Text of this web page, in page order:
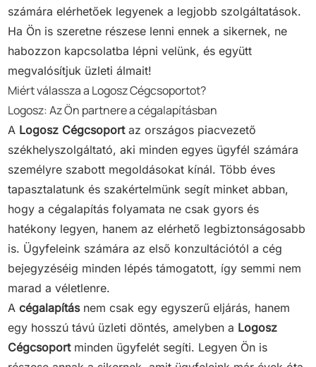
számára elérhetőek legyenek a legjobb szolgáltatások.
Ha Ön is szeretne részese lenni ennek a sikernek, ne
habozzon kapcsolatba lépni velünk, és együtt
megvalósítjuk üzleti álmait!
Miért válassza a Logosz Cégcsoportot?
Logosz: Az Ön partnere a cégalapításban
A Logosz Cégcsoportaz országos piacvezető
székhelyszolgáltató, aki minden egyes ügyfél számára
személyre szabott megoldásokat kínál. Több éves
tapasztalatunk és szakértelmünk segít minket abban,
hogy a cégalapítás folyamata ne csak gyors és
hatékony legyen, hanem az elérhető legbiztonságosabb
is. Ügyfeleink számára az első konzultációtól a cég
bejegyzéséig minden lépés támogatott, így semmi nem
marad a véletlenre.
A cégalapításnem csak egy egyszerű eljárás, hanem
egy hosszú távú üzleti döntés, amelyben a Logosz
Cégcsoportminden ügyfelét segíti. Legyen Ön is